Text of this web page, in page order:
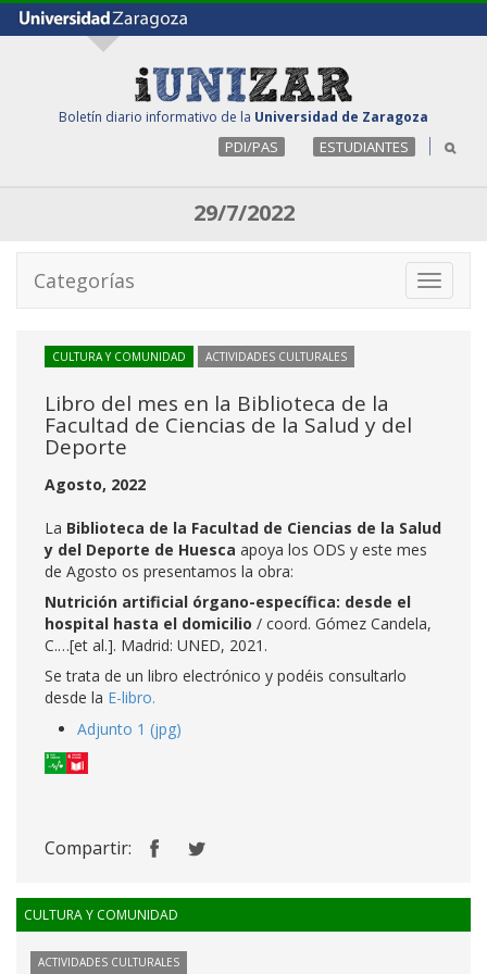
Boletín diario informativo de la Universidad de Zaragoza
PDI/PAS ESTUDIANTES
29/7/2022
Toggle
Categorías
CULTURA Y COMUNIDAD ACTIVIDADES CULTURALES
Libro del mes en la Biblioteca de la
Facultad de Ciencias de la Salud y del
Deporte
Agosto, 2022
La Biblioteca de la Facultad de Ciencias de la Salud
y del Deporte de Huesca apoya los ODS y este mes
de Agosto os presentamos la obra:
Nutrición artificial órgano-específica: desde el
hospital hasta el domicilio / coord. Gómez Candela,
C.…[et al.]. Madrid: UNED, 2021.
Se trata de un libro electrónico y podéis consultarlo
desde la E-libro.
Adjunto 1 (jpg)
Compartir:
CULTURA Y COMUNIDAD
ACTIVIDADES CULTURALES